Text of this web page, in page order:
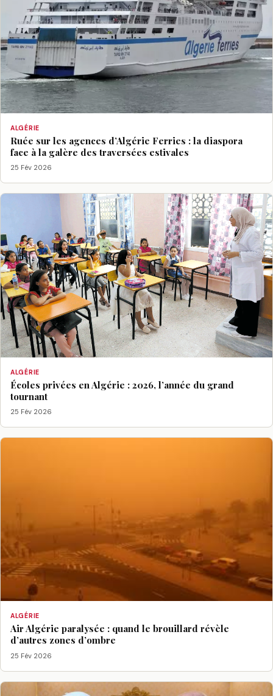
ALGÉRIE
Ruée sur les agences d’Algérie Ferries : la diaspora
face à la galère des traversées estivales
25 Fév 2026
ALGÉRIE
Écoles privées en Algérie : 2026, l’année du grand
tournant
25 Fév 2026
ALGÉRIE
Air Algérie paralysée : quand le brouillard révèle
d’autres zones d’ombre
25 Fév 2026